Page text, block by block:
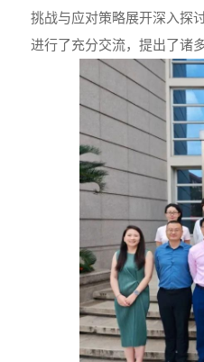
挑战与应对策略展开深入探
进行了充分交流，提出了诸